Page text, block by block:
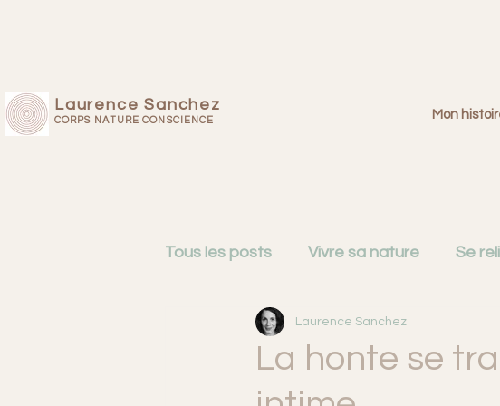
Laurence Sanchez
CORPS NATURE CONSCIENCE Mon
Tous les posts Vivre sa nature Se
Cartographie du mental
Femmes de 50 ans
La honte se
Laurence Sanchez